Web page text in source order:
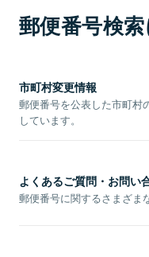
郵便番号検
市町村変更情報
郵便番号を公表した市町村
しています。
よくあるご質問・お問い
郵便番号に関するさまざま